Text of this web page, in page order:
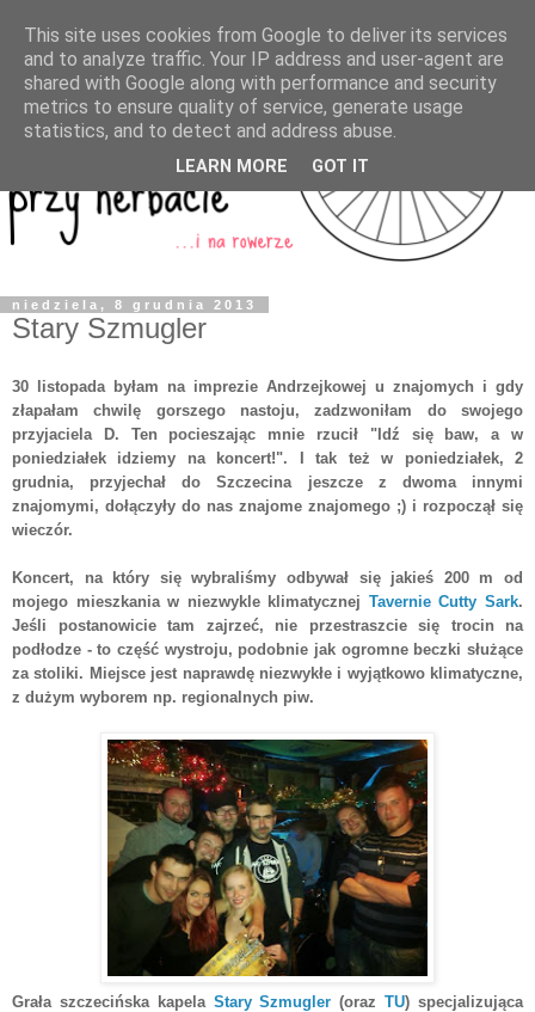
niedziela, 8 grudnia 2013
Stary Szmugler
30 listopada byłam na imprezie Andrzejkowej u znajomych i gdy
złapałam chwilę gorszego nastoju, zadzwoniłam do swojego
przyjaciela D. Ten pocieszając mnie rzucił "Idź się baw, a w
poniedziałek idziemy na koncert!". I tak też w poniedziałek, 2
grudnia, przyjechał do Szczecina jeszcze z dwoma innymi
znajomymi, dołączyły do nas znajome znajomego ;) i rozpoczął się
wieczór.
Koncert, na który się wybraliśmy odbywał się jakieś 200 m od
mojego mieszkania w niezwykle klimatycznej Tavernie Cutty Sark.
Jeśli postanowicie tam zajrzeć, nie przestraszcie się trocin na
podłodze - to część wystroju, podobnie jak ogromne beczki służące
za stoliki. Miejsce jest naprawdę niezwykłe i wyjątkowo klimatyczne,
z dużym wyborem np. regionalnych piw.
Grała szczecińska kapela Stary Szmugler (orazTU) specjalizująca
This site uses cookies from Google to deliver its services
and to analyze traffic. Your IP address and user-agent are
shared with Google along with performance and security
metrics to ensure quality of service, generate usage
statistics, and to detect and address abuse.
LEARN MORE GOT IT